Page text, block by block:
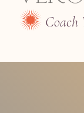
Coach